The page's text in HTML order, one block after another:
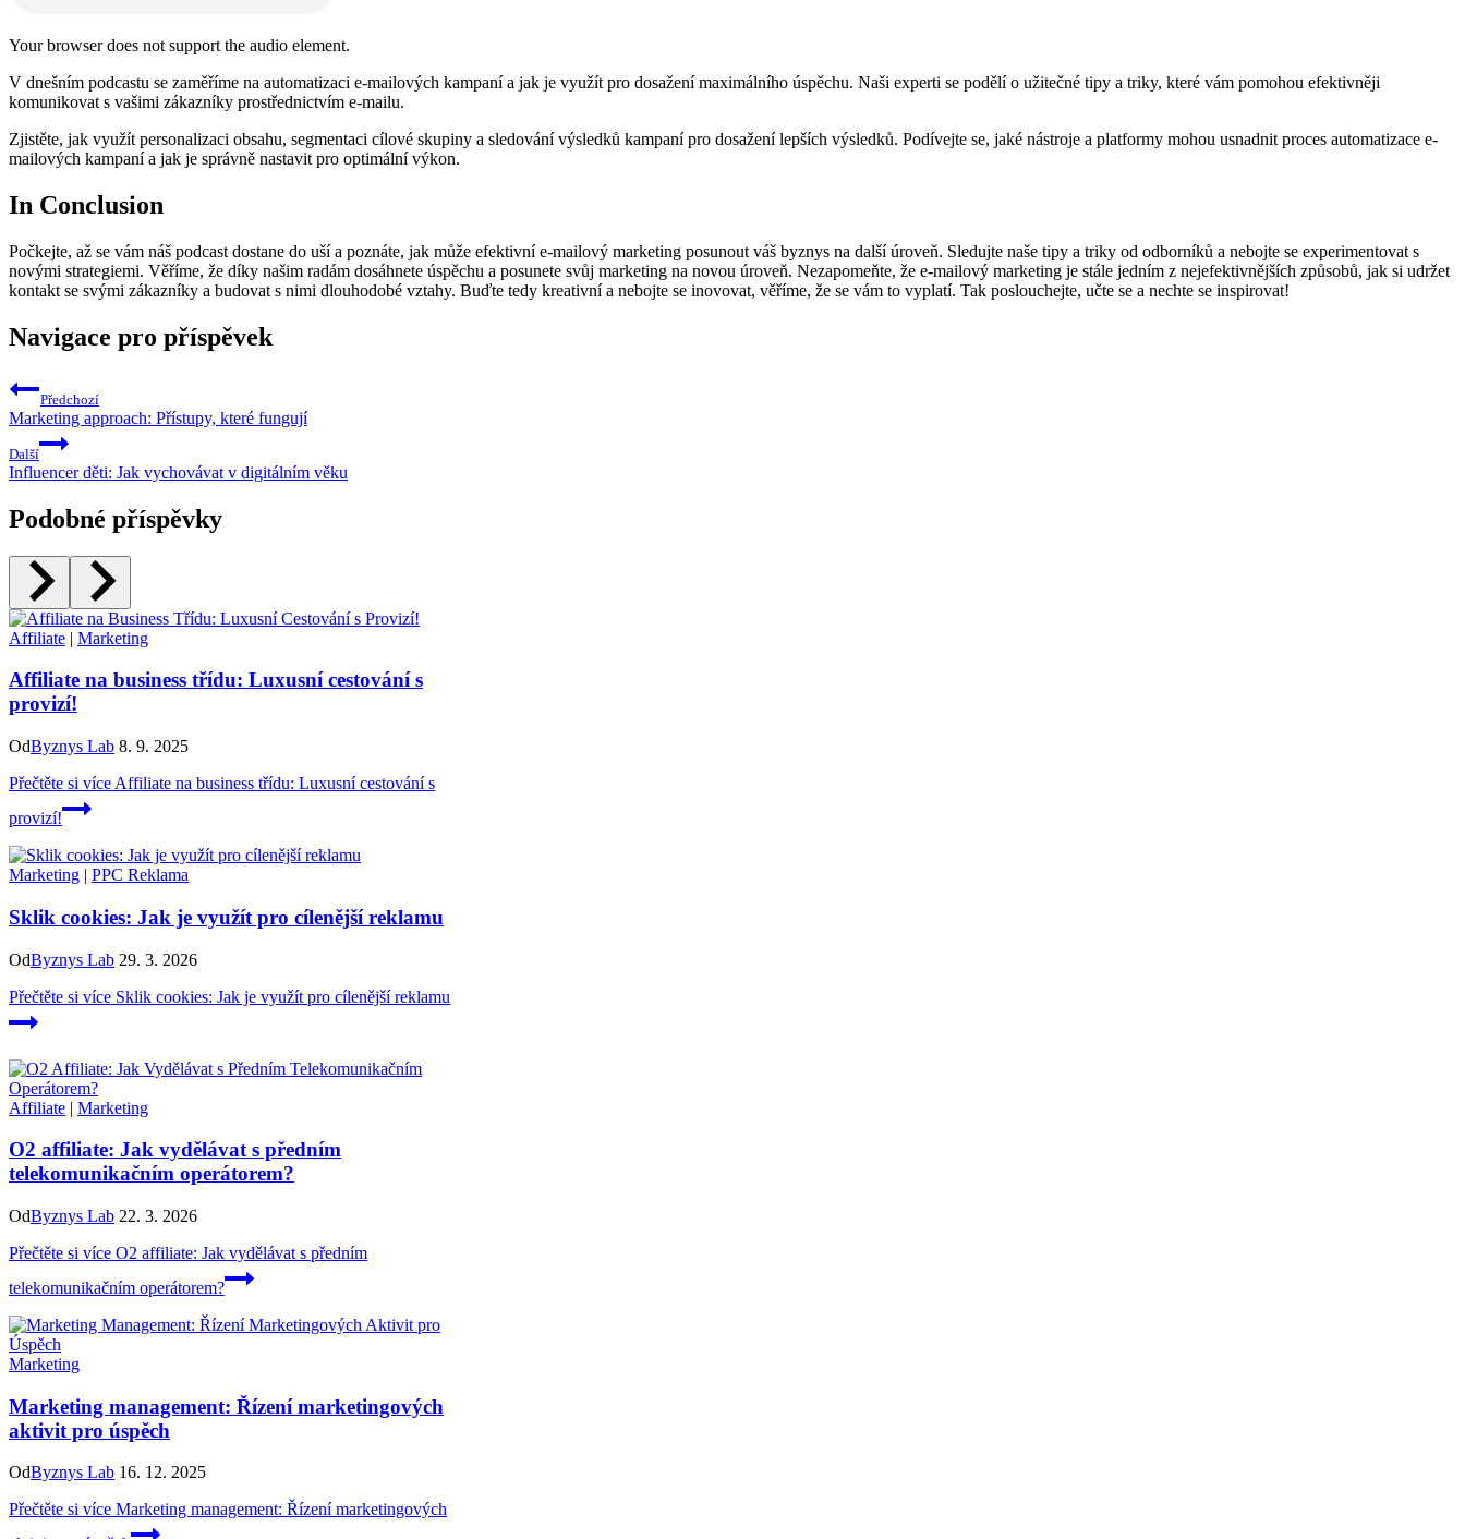
Your browser ‍does not‌ support the audio element.
V dnešním⁣ podcastu se zaměříme na automatizaci e-mailových kampaní a jak je využít ⁤pro dosažení‍ maximálního úspěchu. Naši experti se podělí⁤ o užitečné tipy a triky, ‌které vám ⁣pomohou efektivněji
komunikovat s vašimi zákazníky⁤ prostřednictvím e-mailu.
Zjistěte, jak využít ​personalizaci ⁢obsahu, segmentaci cílové⁣ skupiny a sledování výsledků⁢ kampaní‌ pro dosažení ‍lepších výsledků. Podívejte⁤ se, jaké nástroje a platformy mohou usnadnit proces automatizace e-
mailových kampaní a jak je ⁢správně nastavit ​pro optimální výkon.
In Conclusion
Počkejte, až se vám ​náš ‌podcast ‍dostane do⁢ uší‍ a poznáte, ‍jak může efektivní e-mailový marketing posunout váš‌ byznys na další‍ úroveň. Sledujte ‍naše tipy a triky od‍ odborníků a nebojte se experimentovat s
novými strategiemi. Věříme, že díky našim radám ⁢dosáhnete úspěchu a posunete svůj marketing na novou ‌úroveň. Nezapomeňte, že e-mailový ⁣marketing je⁤ stále ‌jedním z nejefektivnějších způsobů, jak si udržet
kontakt se ⁢svými ‍zákazníky a ⁤budovat ⁤s nimi dlouhodobé vztahy. Buďte tedy kreativní a nebojte se inovovat, věříme, že se vám to vyplatí. Tak poslouchejte, učte se‌ a nechte se inspirovat!
Navigace pro příspěvek
Předchozí
Marketing approach: Přístupy, které fungují
Další
Influencer děti: Jak vychovávat v digitálním věku
Podobné příspěvky
Affiliate | Marketing
Affiliate na business třídu: Luxusní cestování s
provizí!
OdByznys Lab 8. 9. 2025
Přečtěte si více Affiliate na business třídu: Luxusní cestování s
provizí!
Marketing | PPC Reklama
Sklik cookies: Jak je využít pro cílenější reklamu
OdByznys Lab 29. 3. 2026
Přečtěte si více Sklik cookies: Jak je využít pro cílenější reklamu
Affiliate | Marketing
O2 affiliate: Jak vydělávat s předním
telekomunikačním operátorem?
OdByznys Lab 22. 3. 2026
Přečtěte si více O2 affiliate: Jak vydělávat s předním
telekomunikačním operátorem?
Marketing
Marketing management: Řízení marketingových
aktivit pro úspěch
OdByznys Lab 16. 12. 2025
Přečtěte si více Marketing management: Řízení marketingových